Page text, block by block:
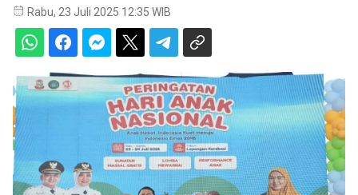
Rabu, 23 Juli 2025 12:35 WIB